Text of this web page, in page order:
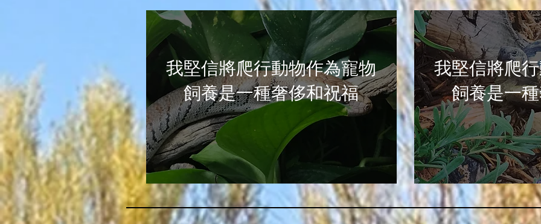
我堅信將爬行動物作為寵物
飼養是一種奢侈和祝福
我堅信將爬
飼養是一